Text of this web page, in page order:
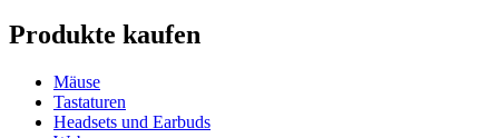
Produkte kaufen
Mäuse
Tastaturen
Headsets und Earbuds